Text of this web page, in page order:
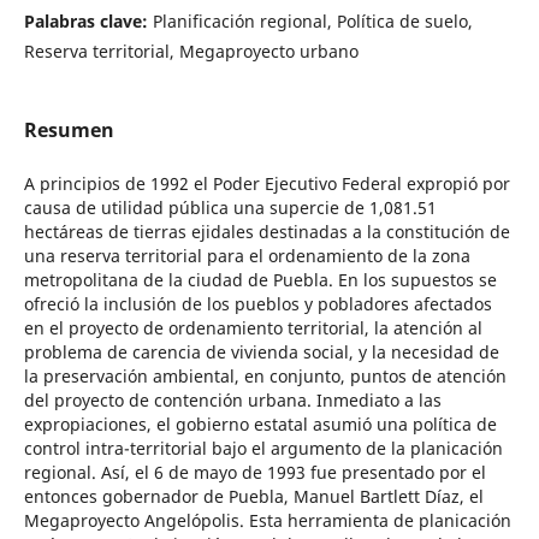
Palabras clave: Planificación regional, Política de suelo,
Reserva territorial, Megaproyecto urbano
Resumen
A principios de 1992 el Poder Ejecutivo Federal expropió por
causa de utilidad pública una supercie de 1,081.51
hectáreas de tierras ejidales destinadas a la constitución de
una reserva territorial para el ordenamiento de la zona
metropolitana de la ciudad de Puebla. En los supuestos se
ofreció la inclusión de los pueblos y pobladores afectados
en el proyecto de ordenamiento territorial, la atención al
problema de carencia de vivienda social, y la necesidad de
la preservación ambiental, en conjunto, puntos de atención
del proyecto de contención urbana. Inmediato a las
expropiaciones, el gobierno estatal asumió una política de
control intra-territorial bajo el argumento de la planicación
regional. Así, el 6 de mayo de 1993 fue presentado por el
entonces gobernador de Puebla, Manuel Bartlett Díaz, el
Megaproyecto Angelópolis. Esta herramienta de planicación